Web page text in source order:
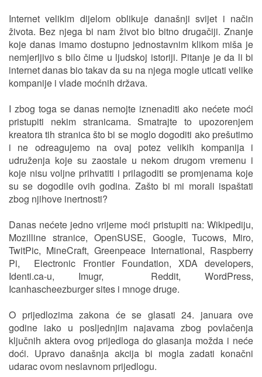
Internet velikim dijelom oblikuje današnji svijet i način
života. Bez njega bi nam život bio bitno drugačiji. Znanje
koje danas imamo dostupno jednostavnim klikom miša je
nemjerljivo s bilo čime u ljudskoj istoriji. Pitanje je da li bi
internet danas bio takav da su na njega mogle uticati velike
kompanije i vlade moćnih država.
I zbog toga se danas nemojte iznenaditi ako nećete moći
pristupiti nekim stranicama. Smatrajte to upozorenjem
kreatora tih stranica što bi se moglo dogoditi ako prešutimo
i ne odreagujemo na ovaj potez velikih kompanija i
udruženja koje su zaostale u nekom drugom vremenu i
koje nisu voljne prihvatiti i prilagoditi se promjenama koje
su se dogodile ovih godina. Zašto bi mi morali ispaštati
zbog njihove inertnosti?
Danas nećete jedno vrijeme moći pristupiti na: Wikipediju,
Mozilline stranice, OpenSUSE, Google, Tucows, Miro,
TwitPic, MineCraft, Greenpeace International, Raspberry
Pi, Electronic Frontier Foundation, XDA developers,
Identi.ca-u, Imugr, Reddit, WordPress,
Icanhascheezburger sites i mnoge druge.
O prijedlozima zakona će se glasati 24. januara ove
godine iako u posljednjim najavama zbog povlačenja
ključnih aktera ovog prijedloga do glasanja možda i neće
doći. Upravo današnja akcija bi mogla zadati konačni
udarac ovom neslavnom prijedlogu.